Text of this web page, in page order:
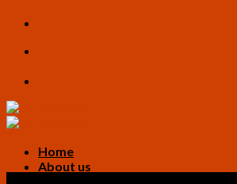
Skip
content
Home
About us